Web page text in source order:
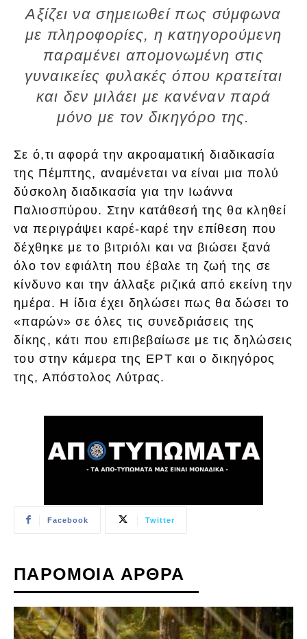
Αξίζει να σημειωθεί πως σύμφωνα
με πληροφορίες, η κατηγορούμενη
παραμένει απομονωμένη στις
γυναικείες φυλακές όπου κρατείται
και δεν μιλάει με κανέναν παρά
μόνο με τον δικηγόρο της.
Σε ό,τι αφορά την ακροαματική διαδικασία
της Πέμπτης, αναμένεται να είναι μια πολύ
δύσκολη διαδικασία για την Ιωάννα
Παλιοσπύρου. Στην κατάθεσή της θα κληθεί
να περιγράψει καρέ-καρέ την επίθεση που
δέχθηκε με το βιτριόλι και να βιώσει ξανά
όλο τον εφιάλτη που έβαλε τη ζωή της σε
κίνδυνο και την άλλαξε ριζικά από εκείνη την
ημέρα. Η ίδια έχει δηλώσει πως θα δώσει το
«παρών» σε όλες τις συνεδριάσεις της
δίκης, κάτι που επιβεβαίωσε με τις δηλώσεις
του στην κάμερα της ΕΡΤ και ο δικηγόρος
της, Απόστολος Λύτρας.
Facebook Twitter
ΠΑΡΟΜΟΙΑ ΑΡΘΡΑ